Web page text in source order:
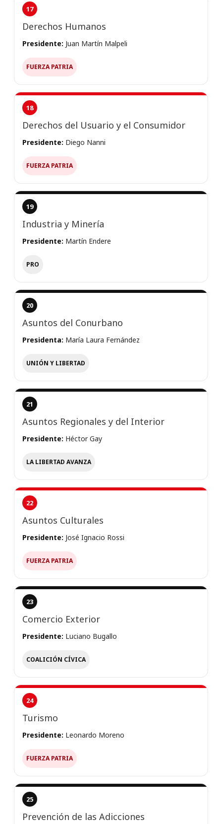
17
Derechos Humanos
Presidente: Juan Martín Malpeli
FUERZA PATRIA
18
Derechos del Usuario y el Consumidor
Presidente: Diego Nanni
FUERZA PATRIA
19
Industria y Minería
Presidente: Martín Endere
PRO
20
Asuntos del Conurbano
Presidenta: María Laura Fernández
UNIÓN Y LIBERTAD
21
Asuntos Regionales y del Interior
Presidente: Héctor Gay
LA LIBERTAD AVANZA
22
Asuntos Culturales
Presidente: José Ignacio Rossi
FUERZA PATRIA
23
Comercio Exterior
Presidente: Luciano Bugallo
COALICIÓN CÍVICA
24
Turismo
Presidente: Leonardo Moreno
FUERZA PATRIA
25
Prevención de las Adicciones